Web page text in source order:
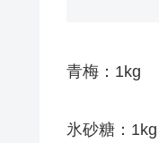
青梅：1kg
氷砂糖：1kg